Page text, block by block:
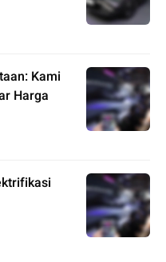
Kami
Harga